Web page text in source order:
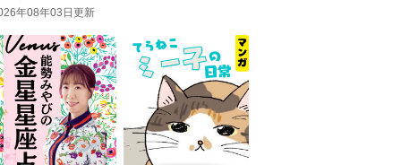
年08年03日更新